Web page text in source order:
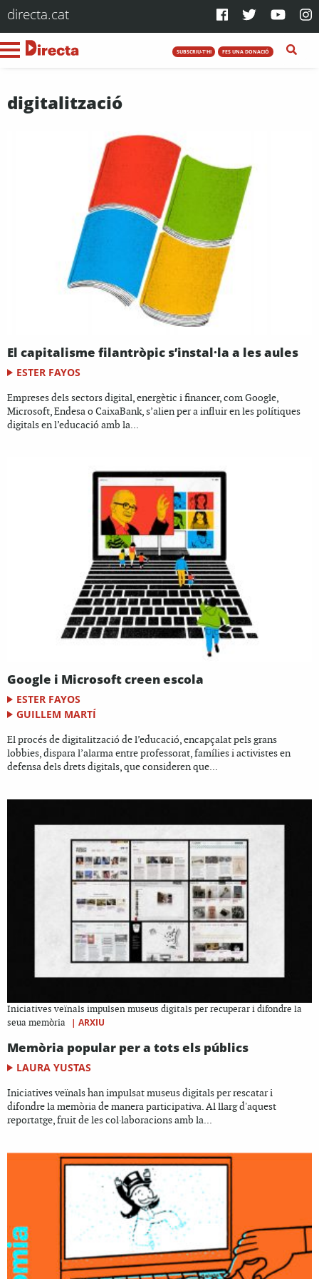
directa.cat
SUBSCRIU-T'HI FES UNA DONACIÓ
digitalització
El capitalisme filantròpic s’instal·la a les aules
ESTER FAYOS
Empreses dels sectors digital, energètic i financer, com Google,
Microsoft, Endesa o CaixaBank, s’alien per a influir en les polítiques
digitals en l’educació amb la...
Google i Microsoft creen escola
ESTER FAYOS
GUILLEM MARTÍ
El procés de digitalització de l’educació, encapçalat pels grans
lobbies, dispara l’alarma entre professorat, famílies i activistes en
defensa dels drets digitals, que consideren que...
Iniciatives veïnals impulsen museus digitals per recuperar i difondre la
seua memòria
| ARXIU
Memòria popular per a tots els públics
LAURA YUSTAS
Iniciatives veïnals han impulsat museus digitals per rescatar i
difondre la memòria de manera participativa. Al llarg d'aquest
reportatge, fruit de les col·laboracions amb la...